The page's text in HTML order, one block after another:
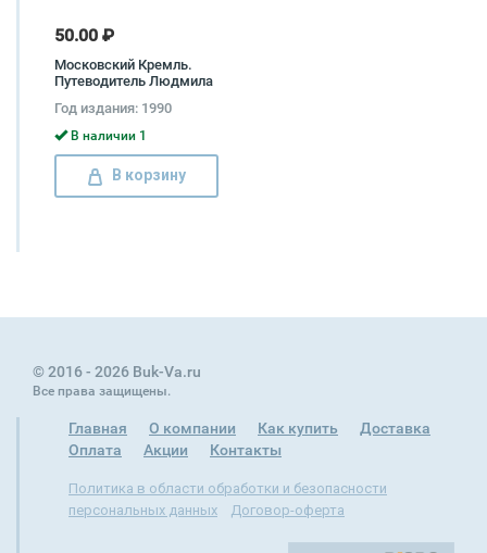
50.00 ₽
Московский Кремль.
Путеводитель Людмила
Родимцева, С.
Калмыкова, И.
Загородняя, Л.
Донецкая, Л.
Кондрашова, Ирина
Онуфриева, М. Ставская
Год издания: 1990
В наличии 1
В корзину
© 2016 - 2026 Buk-Va.ru
Все права защищены.
Главная О компании Как купить
Доставка
Оплата
Акции Контакты
Политика в области обработки и безопасности
персональных данных
Договор-оферта